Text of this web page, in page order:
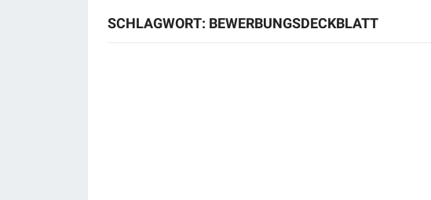
SCHLAGWORT: BEWERBUNGSDECKBLATT